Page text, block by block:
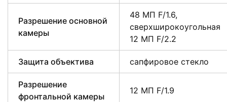
Разрешение основной
камеры
48 МП F/1.6,
сверхширокоугольная
12 МП F/2.2
Защита объектива сапфировое стекло
Разрешение
фронтальной камеры
12 МП F/1.9